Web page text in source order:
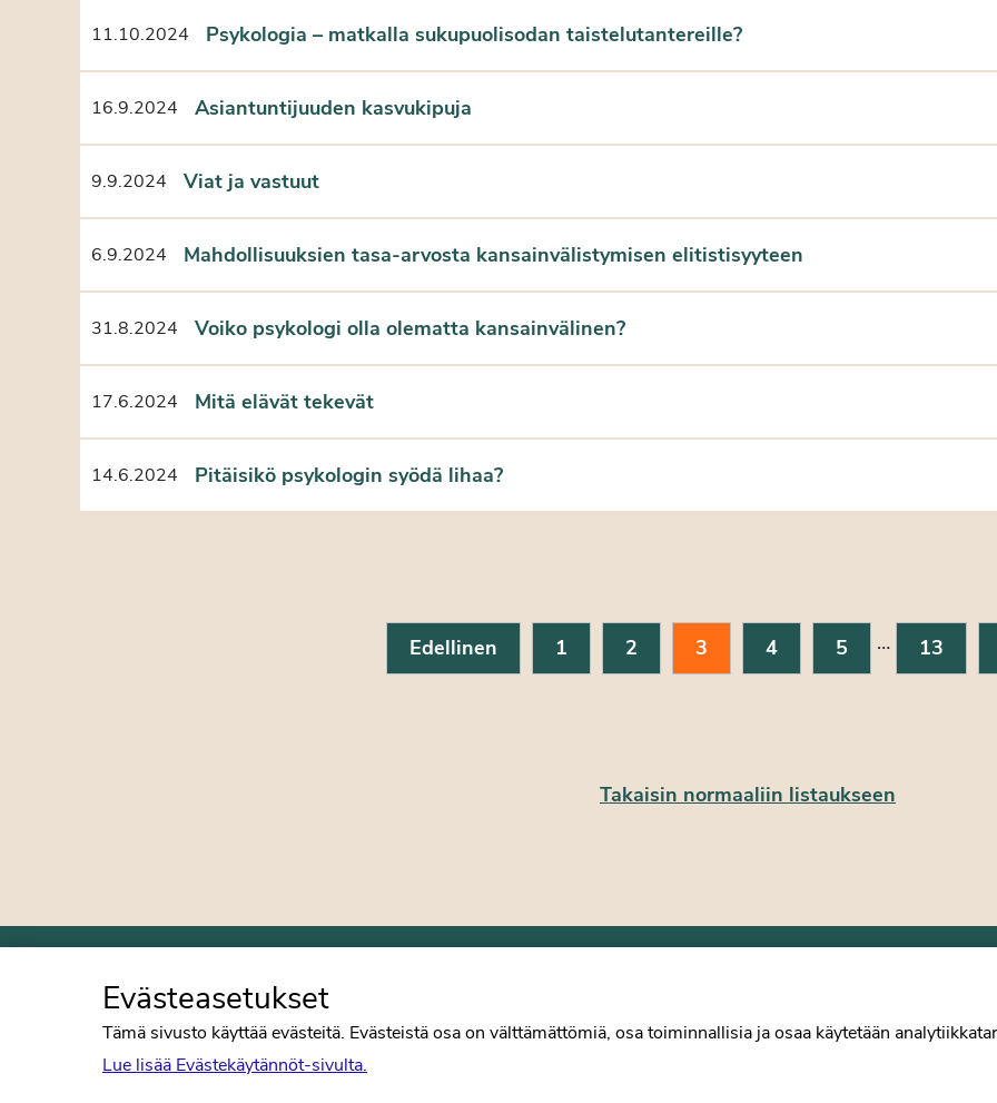
11.10.2024 Psykologia – matkalla sukupuolisodan taistelutantereille?
16.9.2024 Asiantuntijuuden kasvukipuja
9.9.2024 Viat ja vastuut
6.9.2024 Mahdollisuuksien tasa-arvosta kansainvälistymisen elitistisyyteen
31.8.2024 Voiko psykologi olla olematta kansainvälinen?
17.6.2024 Mitä elävät tekevät
14.6.2024 Pitäisikö psykologin syödä lihaa?
Edellinen 1 2 3 4 5 … 13
Takaisin normaaliin listaukseen
Suomen Psykologiliitto ry
Bulevardi 30 B 3
00120 Helsinki
Tiede
Evästeasetukset
Tämä sivusto käyttää evästeitä. Evästeistä osa on välttämättömiä, osa toiminnallisia ja osaa käytetään
Lue lisää Evästekäytännöt-sivulta.